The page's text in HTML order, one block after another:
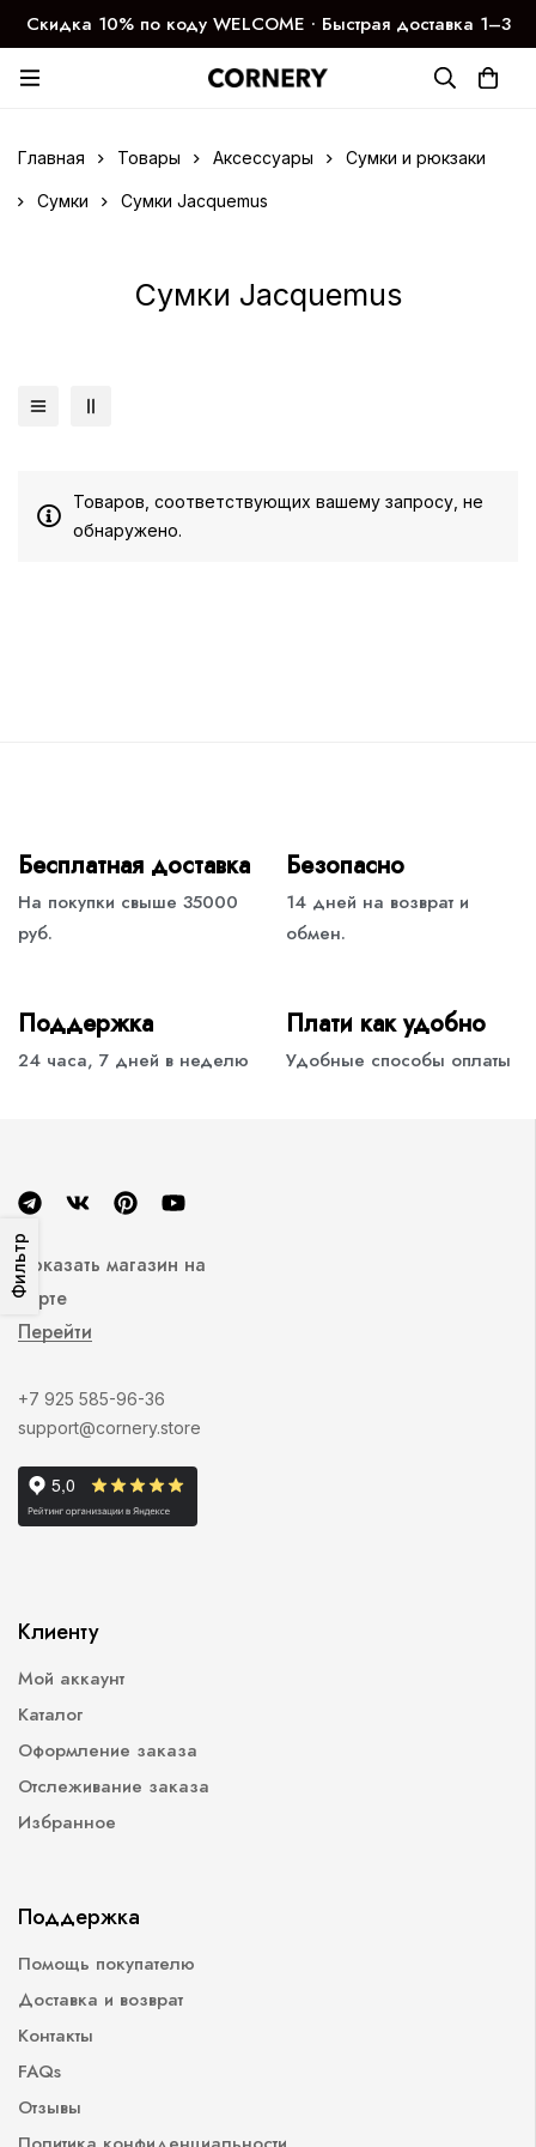
Скидка 10% по коду WELCOME ∙ Быстрая доставка 1–3
дня
Главная Товары Аксессуары Сумки и рюкзаки
Сумки Сумки Jacquemus
Сумки Jacquemus
Фильтр
Товаров, соответствующих вашему запросу, не
обнаружено.
Бесплатная доставка
На покупки свыше 35000
руб.
Безопасно
14 дней на возврат и
обмен.
Поддержка
24 часа, 7 дней в неделю
Плати как удобно
Удобные способы оплаты
Показать магазин на
карте
Перейти
+7 925 585-96-36
support@cornery.store
Клиенту
Мой аккаунт
Каталог
Оформление заказа
Отслеживание заказа
Избранное
Поддержка
Помощь покупателю
Доставка и возврат
Контакты
FAQs
Отзывы